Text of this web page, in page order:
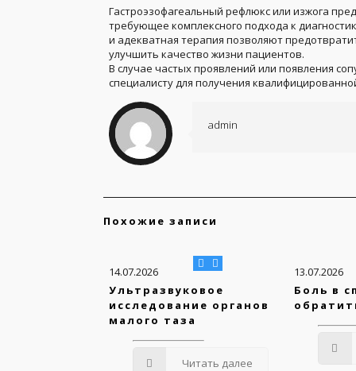
Гастроэзофагеальный рефлюкс или изжога
требующее комплексного подхода к
и адекватная терапия позволяют
улучшить качество жизни пациентов.
В случае частых проявлений или появления
специалисту для получения
admin
Похожие записи
14.07.2026
Ультразвуковое
исследование органов
малого таза
Читать далее
13.07.2026
Боль в